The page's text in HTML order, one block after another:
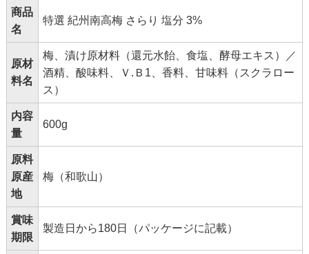
商品
名
特選 紀州南高梅 さらり 塩分 3%
原材
料名
梅、漬け原材料（還元水飴、食塩、酵母エキス）／
酒精、酸味料、Ｖ.Ｂ1、香料、甘味料（スクラロー
ス）
内容
量
600g
原料
原産
地
梅（和歌山）
賞味
期限
製造日から180日（パッケージに記載）